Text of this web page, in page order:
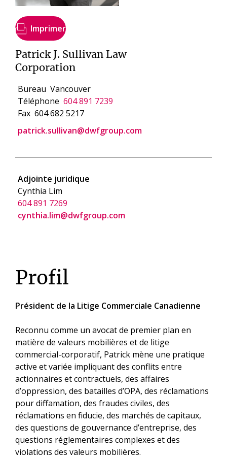
Imprimer
Patrick J. Sullivan Law
Corporation
Bureau Vancouver
Téléphone 604 891 7239
Fax 604 682 5217
patrick.sullivan@dwfgroup.com
Adjointe juridique
Cynthia Lim
604 891 7269
cynthia.lim@dwfgroup.com
Profil
Président de la Litige Commerciale Canadienne
Reconnu comme un avocat de premier plan en
matière de valeurs mobilières et de litige
commercial-corporatif, Patrick mène une pratique
active et variée impliquant des conflits entre
actionnaires et contractuels, des affaires
d’oppression, des batailles d’OPA, des réclamations
pour diffamation, des fraudes civiles, des
réclamations en fiducie, des marchés de capitaux,
des questions de gouvernance d’entreprise, des
questions réglementaires complexes et des
violations des valeurs mobilières.